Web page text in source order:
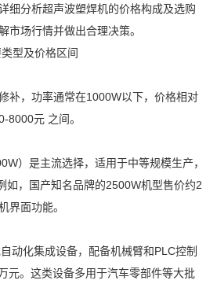
细分析超声波塑焊机的价格构成及选购
市场行情并做出合理决策。
型及价格区间
补，功率通常在1000W以下，价格相对
8000元 之间。
）是主流选择，适用于中等规模生产，
如，国产知名品牌的2500W机型售价约2
界面功能。
动化集成设备，配备机械臂和PLC控制
元。这类设备多用于汽车零部件等大批